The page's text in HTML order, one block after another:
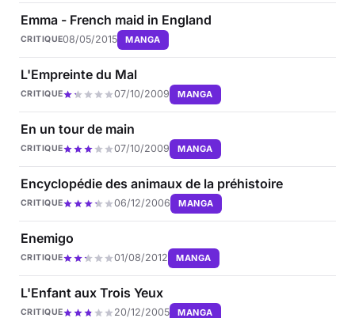
Emma - French maid in England
CRITIQUE08/05/2015 MANGA
L'Empreinte du Mal
CRITIQUE 07/10/2009 MANGA
En un tour de main
CRITIQUE 07/10/2009 MANGA
Encyclopédie des animaux de la préhistoire
CRITIQUE 06/12/2006 MANGA
Enemigo
CRITIQUE 01/08/2012 MANGA
L'Enfant aux Trois Yeux
CRITIQUE 20/12/2005 MANGA